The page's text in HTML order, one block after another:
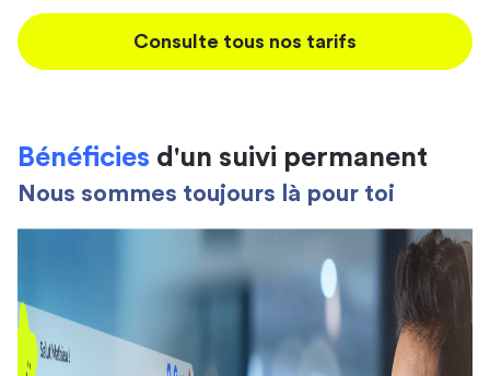
Consulte tous nos tarifs
Bénéficies d'un suivi permanent
Nous sommes toujours là pour toi